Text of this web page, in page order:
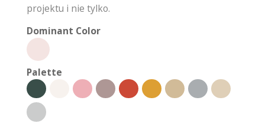
projektu i nie tylko.
Dominant Color
Palette